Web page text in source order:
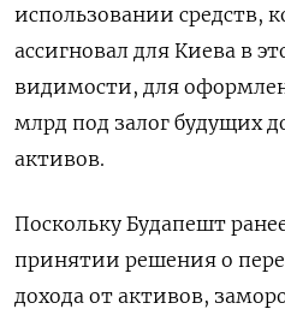
использовании средств,
ассигновал для Киева в
видимости, для
млрд под залог будущих
активов.
Поскольку Будапешт
принятии решения о
дохода от активов,